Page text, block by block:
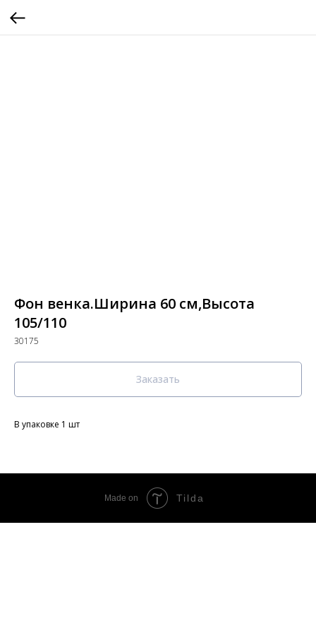
Фон венка.Ширина 60 см,Высота
105/110
30175
Заказать
В упаковке 1 шт
Made on Tilda